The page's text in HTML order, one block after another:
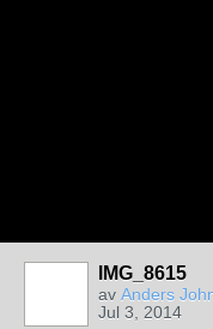
IMG_8615
av Anders
Jul 3, 2014